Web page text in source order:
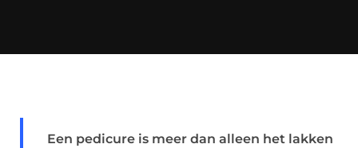
Een pedicure is meer dan alleen het lakken